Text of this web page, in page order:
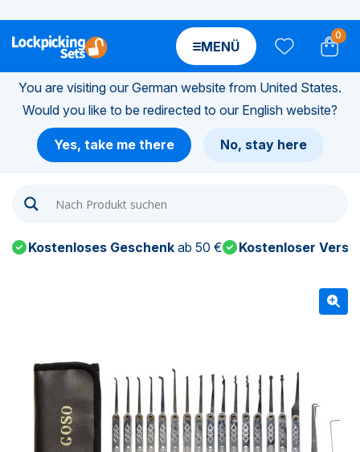
0
MENÜ
You are visiting our German website from United States.
Would you like to be redirected to our English website?
Yes, take me there No, stay here
Kostenloses Geschenk ab 50 € Kostenloser